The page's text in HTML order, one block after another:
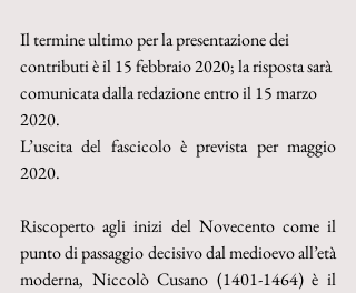
Il termine ultimo per la presentazione dei
contributi è il 15 febbraio 2020; la risposta sarà
comunicata dalla redazione entro il 15 marzo
2020.
L’uscita del fascicolo è prevista per maggio
2020.
Riscoperto agli inizi del Novecento come il
punto di passaggio decisivo dal medioevo all’età
moderna, Niccolò Cusano (1401-1464) è il